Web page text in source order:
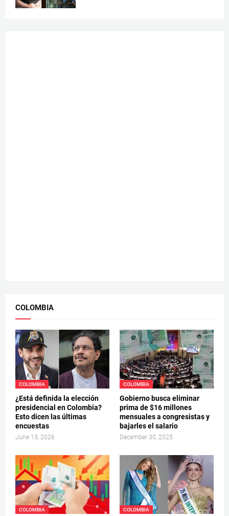
COLOMBIA
COLOMBIA
¿Está definida la elección
presidencial en Colombia?
Esto dicen las últimas
encuestas
June 13, 2026
COLOMBIA
Gobierno busca eliminar
prima de $16 millones
mensuales a congresistas y
bajarles el salario
December 30, 2025
COLOMBIA COLOMBIA